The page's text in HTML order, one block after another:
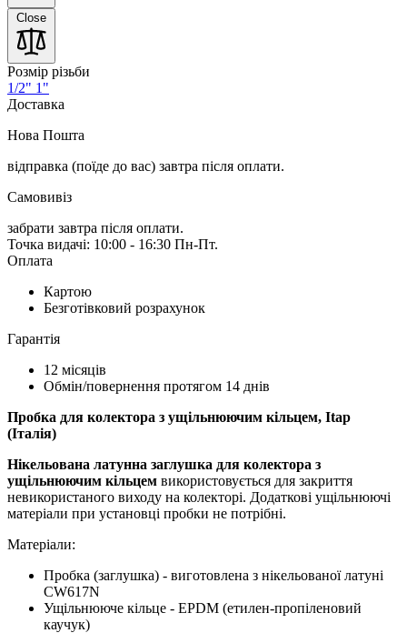
Close
Розмір різьби
1/2" 1"
Доставка
Нова Пошта
відправка (поїде до вас) завтра після оплати.
Самовивіз
забрати завтра після оплати.
Точка видачі: 10:00 - 16:30 Пн-Пт.
Оплата
Картою
Безготівковий розрахунок
Гарантія
12 місяців
Обмін/повернення протягом 14 днів
Пробка для колектора з ущільнюючим кільцем, Itap
(Італія)
Нікельована латунна заглушка для колектора з
ущільнюючим кільцем використовується для закриття
невикористаного виходу на колекторі. Додаткові ущільнюючі
матеріали при установці пробки не потрібні.
Матеріали:
Пробка (заглушка) - виготовлена ​​з нікельованої латуні
CW617N
Ущільнююче кільце - EPDM (етилен-пропіленовий
каучук)